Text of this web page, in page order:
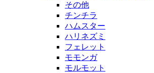
その他
チンチラ
ハムスター
ハリネズミ
フェレット
モモンガ
モルモット